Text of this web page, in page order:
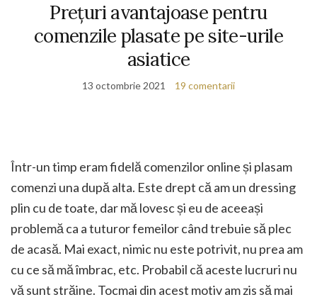
Prețuri avantajoase pentru
comenzile plasate pe site-urile
asiatice
13 octombrie 2021 19 comentarii
Într-un timp eram fidelă comenzilor online și plasam
comenzi una după alta. Este drept că am un dressing
plin cu de toate, dar mă lovesc și eu de aceeași
problemă ca a tuturor femeilor când trebuie să plec
de acasă. Mai exact, nimic nu este potrivit, nu prea am
cu ce să mă îmbrac, etc. Probabil că aceste lucruri nu
vă sunt străine. Tocmai din acest motiv am zis să mai